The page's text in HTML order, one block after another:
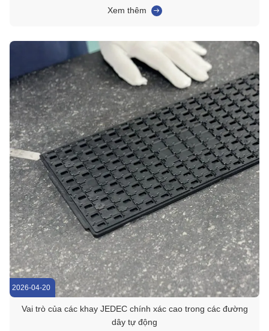
AOIĐộ chính xác của khay thấp có thể trực tiếp dẫn đến thời gian ngừng
xử lý, lỗi chọn và đặt và ...
Xem thêm
2026-04-20
Vai trò của các khay JEDEC chính xác cao trong các đường
dây tự động